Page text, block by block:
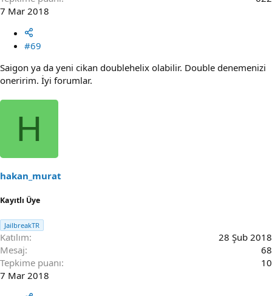
7 Mar 2018
#69
Saigon ya da yeni cikan doublehelix olabilir. Double denemenizi
oneririm. İyi forumlar.
H
hakan_murat
Kayıtlı Üye
JailbreakTR
Katılım
28 Şub 2018
Mesaj
68
Tepkime puanı
10
7 Mar 2018